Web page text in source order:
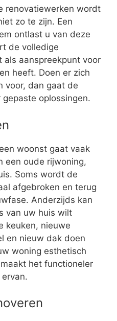
renovatiewerken wordt
zo te zijn. Een
ontlast u van deze
de volledige
aanspreekpunt voor
heeft. Doen er zich
voor, dan gaat de
oplossingen.
woonst gaat vaak
een oude rijwoning,
Soms wordt de
afgebroken en terug
Anderzijds kan
van uw huis wilt
keuken, nieuwe
en nieuw dak doen
woning esthetisch
het functioneler